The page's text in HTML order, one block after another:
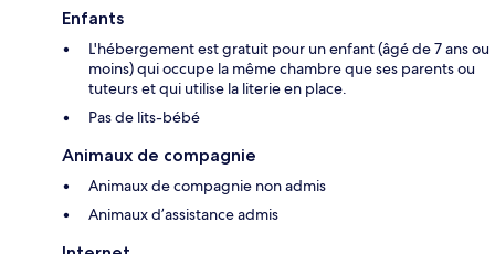
Enfants
L'hébergement est gratuit pour un enfant (âgé de 7 ans ou
moins) qui occupe la même chambre que ses parents ou
tuteurs et qui utilise la literie en place.
Pas de lits-bébé
Animaux de compagnie
Animaux de compagnie non admis
Animaux d’assistance admis